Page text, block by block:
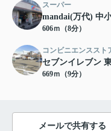
スーパー
mandai(万代) 中
606ｍ（8分）
コンビニエンススト
セブンイレブン
669ｍ（9分）
メールで共有する